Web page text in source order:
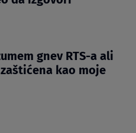
gnev RTS-a ali
kao moje